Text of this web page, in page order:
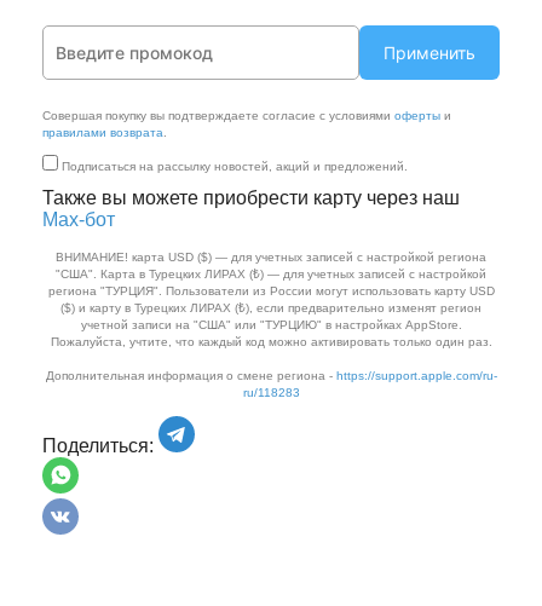
Применить
Совершая покупку вы подтверждаете согласие с условиями оферты и
правилами возврата.
Подписаться на рассылку новостей, акций и предложений.
Также вы можете приобрести карту через наш
Max‑бот
ВНИМАНИЕ! карта USD ($) — для учетных записей с настройкой региона
"США". Карта в Турецких ЛИРАХ (₺) — для учетных записей с настройкой
региона "ТУРЦИЯ". Пользователи из России могут использовать карту USD
($) и карту в Турецких ЛИРАХ (₺), если предварительно изменят регион
учетной записи на "США" или "ТУРЦИЮ" в настройках AppStore.
Пожалуйста, учтите, что каждый код можно активировать только один раз.
Дополнительная информация о смене региона - https://support.apple.com/ru-
ru/118283
Поделиться: